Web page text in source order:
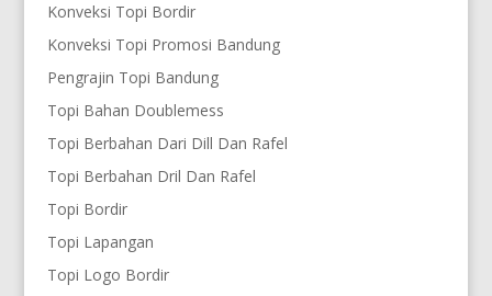
Konveksi Topi Bordir
Konveksi Topi Promosi Bandung
Pengrajin Topi Bandung
Topi Bahan Doublemess
Topi Berbahan Dari Dill Dan Rafel
Topi Berbahan Dril Dan Rafel
Topi Bordir
Topi Lapangan
Topi Logo Bordir